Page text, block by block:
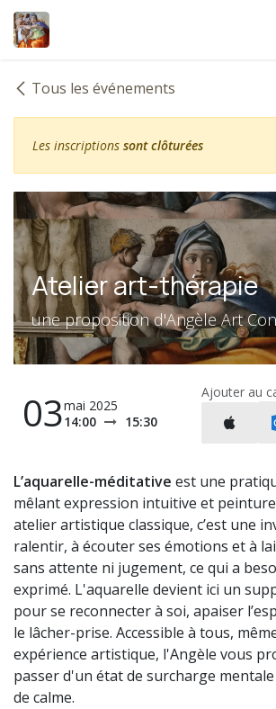
Se rendre au contenu
Tous les événements
Les inscriptions sont clôturées
Atelier art-thérapie
une proposition d'Angèle Art
03mai 2025
14:00
15:30
Ajouter au
L’aquarelle-méditative est une
mêlant expression intuitive et peinture
atelier artistique classique, c’est une
ralentir, à écouter ses émotions et à
sans attente ni jugement, ce qui a
exprimé. L'aquarelle devient ici un
pour se reconnecter à soi, apaiser
le lâcher-prise. Accessible à tous,
expérience artistique, l'Angèle vous
passer d'un état de surcharge
de calme.